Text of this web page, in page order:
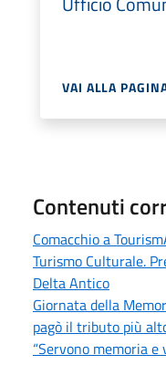
VAI ALLA
Contenuti
Comacchio a
Turismo Culturale.
Delta Antico
Giornata della
pagò il tributo più
“Servono memoria